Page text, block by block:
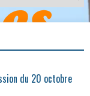
du 20 octobre